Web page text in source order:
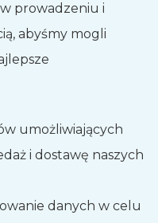
prowadzeniu i
abyśmy mogli
umożliwiających
i dostawę naszych
danych w celu